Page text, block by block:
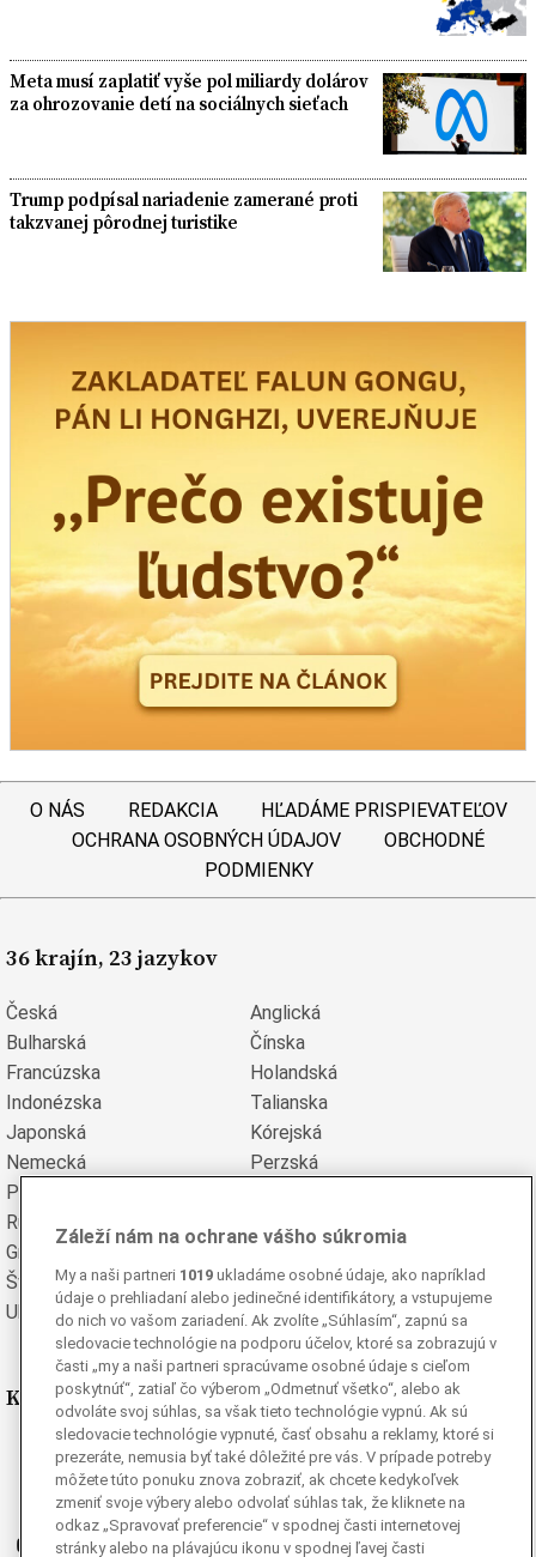
Meta musí zaplatiť vyše pol miliardy dolárov
za ohrozovanie detí na sociálnych sieťach
Trump podpísal nariadenie zamerané proti
takzvanej pôrodnej turistike
O NÁS REDAKCIA
HĽADÁME PRISPIEVATEĽOV
OCHRANA OSOBNÝCH ÚDAJOV
OBCHODNÉ
PODMIENKY
36 krajín, 23 jazykov
Česká
Anglická
Bulharská
Čínska
Francúzska
Holandská
Indonézska
Talianska
Japonská
Kórejská
Nemecká
Perzská
Poľská
Rumunská
Grécka
Švédska
Turecká
Ukrajinská
Vietnamská
Kde nás nájdete
Facebook
Instagram
Ganjing
Youtube
Záleží nám na ochrane vášho súkromia
My a naši partneri 1019 ukladáme osobné údaje, ako napríklad
údaje o prehliadaní alebo jedinečné identifikátory, a vstupujeme
do nich vo vašom zariadení. Ak zvolíte „Súhlasím“, zapnú sa
sledovacie technológie na podporu účelov, ktoré sa zobrazujú v
časti „my a naši partneri spracúvame osobné údaje s cieľom
poskytnúť“, zatiaľ čo výberom „Odmetnuť všetko“, alebo ak
odvoláte svoj súhlas, sa však tieto technológie vypnú. Ak sú
sledovacie technológie vypnuté, časť obsahu a reklamy, ktoré si
prezeráte, nemusia byť také dôležité pre vás. V prípade potreby
môžete túto ponuku znova zobraziť, ak chcete kedykoľvek
zmeniť svoje výbery alebo odvolať súhlas tak, že kliknete na
odkaz „Spravovať preferencie“ v spodnej časti internetovej
stránky alebo na plávajúcu ikonu v spodnej ľavej časti